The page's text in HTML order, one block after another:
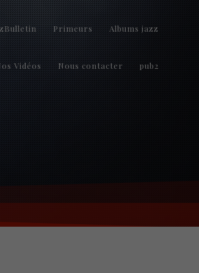
Primeurs Albums jazz
Vidéos Nous contacter pub2